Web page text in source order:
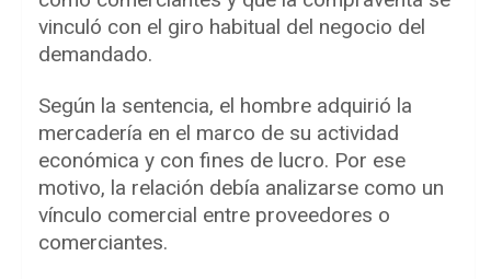
vinculó con el giro habitual del negocio del
demandado.
Según la sentencia, el hombre adquirió la
mercadería en el marco de su actividad
económica y con fines de lucro. Por ese
motivo, la relación debía analizarse como un
vínculo comercial entre proveedores o
comerciantes.